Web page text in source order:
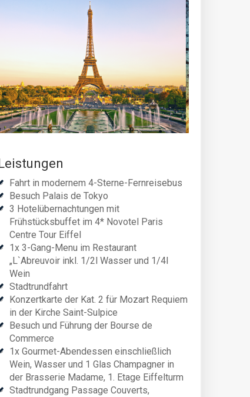
Fahrt in modernem 4-Sterne-Fernreisebus
Besuch Palais de Tokyo
3 Hotelübernachtungen mit
Frühstücksbuffet im 4* Novotel Paris
Centre Tour Eiffel
1x 3-Gang-Menu im Restaurant
„L`Abreuvoir inkl. 1/2l Wasser und 1/4l
Wein
Stadtrundfahrt
Konzertkarte der Kat. 2 für Mozart Requiem
in der Kirche Saint-Sulpice
Besuch und Führung der Bourse de
Commerce
1x Gourmet-Abendessen einschließlich
Wein, Wasser und 1 Glas Champagner in
der Brasserie Madame, 1. Etage Eiffelturm
Stadtrundgang Passage Couverts,